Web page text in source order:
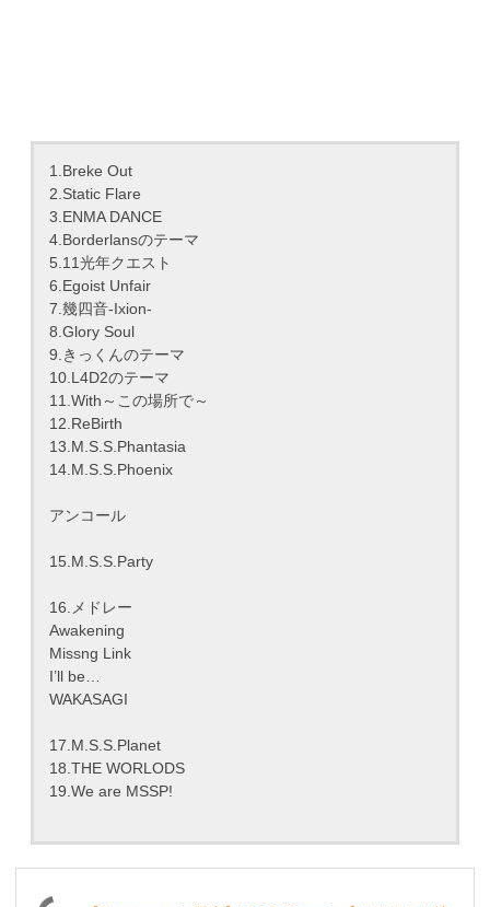
1.Breke Out
2.Static Flare
3.ENMA DANCE
4.Borderlansのテーマ
5.11光年クエスト
6.Egoist Unfair
7.幾四音-Ixion-
8.Glory Soul
9.きっくんのテーマ
10.L4D2のテーマ
11.With～この場所で～
12.ReBirth
13.M.S.S.Phantasia
14.M.S.S.Phoenix
アンコール
15.M.S.S.Party
16.メドレー
Awakening
Missng Link
I’ll be…
WAKASAGI
17.M.S.S.Planet
18.THE WORLODS
19.We are MSSP!